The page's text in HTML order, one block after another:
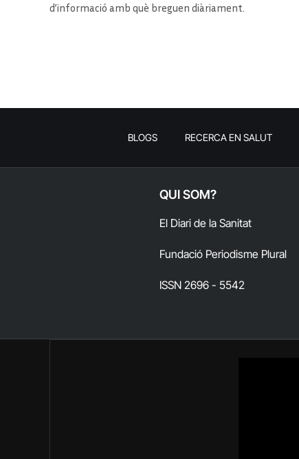
d’informació amb què breguen diàriament.
BLOGS RECERCA EN SALUT
QUI SOM?
El Diari de la Sanitat
Fundació Periodisme Plural
ISSN 2696 - 5542